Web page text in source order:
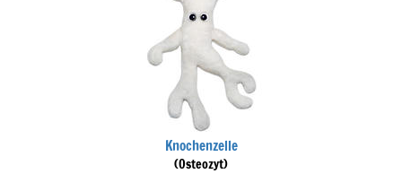
Knochenzelle
(Osteozyt)